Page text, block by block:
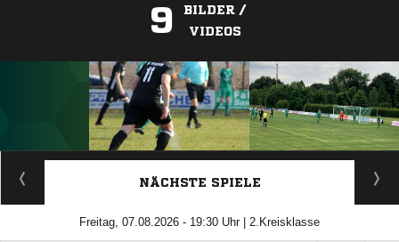
9
BILDER /
VIDEOS
ANZEIGE
NÄCHSTE SPIELE
Freitag, 07.08.2026 - 19:30 Uhr | 2.Kreisklasse